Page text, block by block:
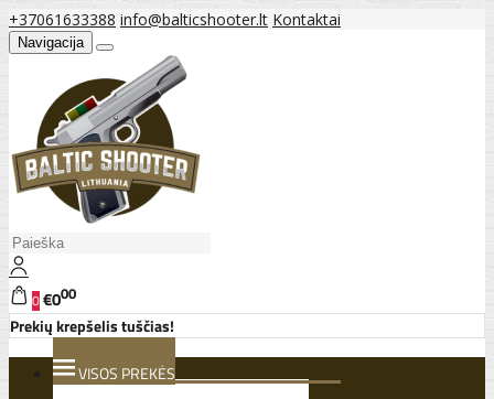
+37061633388 info@balticshooter.lt Kontaktai
Navigacija
0€000
Prekių krepšelis tuščias!
VISOS PREKĖS